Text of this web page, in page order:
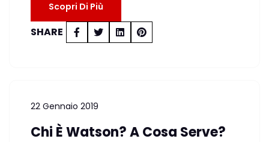
Scopri Di Più
SHARE
22 Gennaio 2019
Chi È Watson? A Cosa Serve?